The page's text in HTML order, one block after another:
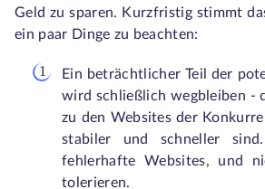
Geld zu sparen. Kurzfristig stimmt
ein paar Dinge zu beachten:
Ein beträchtlicher Teil der
wird schließlich wegbleiben -
zu den Websites der
stabiler und schneller
fehlerhafte Websites, und
tolerieren.